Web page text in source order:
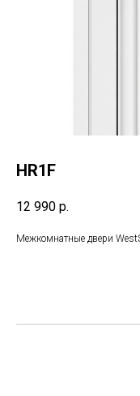
HR1F
12 990 р.
Межкомнатные двери